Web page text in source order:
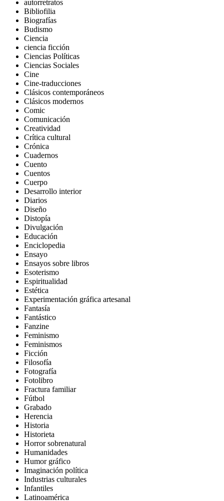
autorretratos
Bibliofilia
Biografías
Budismo
Ciencia
ciencia ficción
Ciencias Políticas
Ciencias Sociales
Cine
Cine-traducciones
Clásicos contemporáneos
Clásicos modernos
Comic
Comunicación
Creatividad
Crítica cultural
Crónica
Cuadernos
Cuento
Cuentos
Cuerpo
Desarrollo interior
Diarios
Diseño
Distopía
Divulgación
Educación
Enciclopedia
Ensayo
Ensayos sobre libros
Esoterismo
Espiritualidad
Estética
Experimentación gráfica artesanal
Fantasía
Fantástico
Fanzine
Feminismo
Feminismos
Ficción
Filosofía
Fotografía
Fotolibro
Fractura familiar
Fútbol
Grabado
Herencia
Historia
Historieta
Horror sobrenatural
Humanidades
Humor gráfico
Imaginación política
Industrias culturales
Infantiles
Latinoamérica